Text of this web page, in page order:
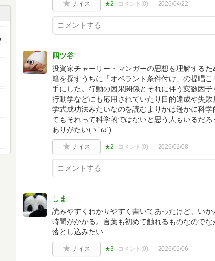
ナイス ★2 コメント(0) 2026/04/22
四ツ谷
投資家チャーリー・マンガーの思想を理解する
籍を探すうちに「オペラント条件付け」の提唱
手にした。行動の因果関係とそれに伴う変数因
行動学などにも応用されていたり目的達成や失
学式成功法みたいなのを読むよりかは遥かに科
てもそれって科学的ではないと思う人もいるだ
ありがたい(ヽ´ω`)
ナイス ★2 コメント(0) 2026/02/08
しま
読みやすくわかりやすく書いてあったけど、い
時間がかかる。言葉も初めて触れるものなので
落とし込みたい
ナイス ★3 コメント(0) 2026/02/06